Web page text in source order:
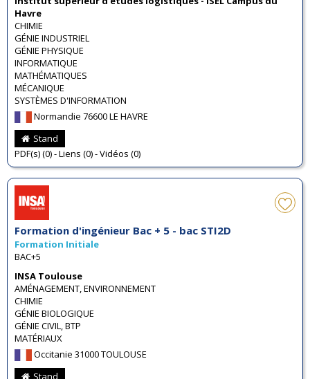
Havre
CHIMIE
GÉNIE INDUSTRIEL
GÉNIE PHYSIQUE
INFORMATIQUE
MATHÉMATIQUES
MÉCANIQUE
SYSTÈMES D'INFORMATION
Normandie 76600 LE HAVRE
Stand
PDF(s) (0) - Liens (0) - Vidéos (0)
Formation d'ingénieur Bac + 5 - bac STI2D
Formation Initiale
BAC+5
INSA Toulouse
AMÉNAGEMENT, ENVIRONNEMENT
CHIMIE
GÉNIE BIOLOGIQUE
GÉNIE CIVIL, BTP
MATÉRIAUX
Occitanie 31000 TOULOUSE
Stand